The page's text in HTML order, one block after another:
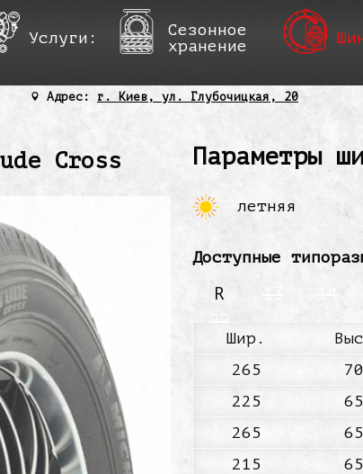
Услуги:
Сезонное
хранение
Адрес: г. Киев, ул. Глубочицкая, 20
Cross Параметры
летняя
Доступные
R
Шир.
265
70
225
65
265
65
215
65